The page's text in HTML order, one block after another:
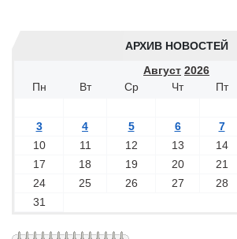
АРХИВ НОВОСТЕЙ
Август 2026
Пн
Вт Ср Чт Пт
3
4 5 6 7
10
11 12 13 14
17
18 19 20 21
24
25 26 27 28
31